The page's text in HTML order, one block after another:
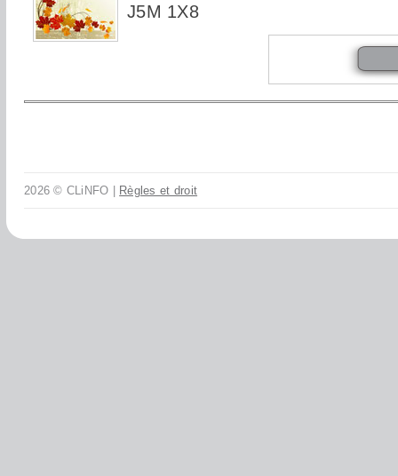
J5M 1X8
2026 © CLiNFO | Règles et droit